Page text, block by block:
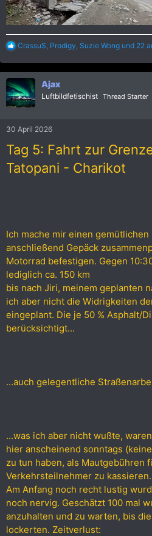
R
a
k
t
i
o
n
CrassuS Prodigy Suzie Wong und 22
Ajax
Luftbildfetischist Thread Starter
30 April 2026
Tag 5: Fahrt zur
Tatopani - Charikot
Ich mache mir einen
anschließend Gepäck
Motorrad befestigen. Gegen
lediglich ca. 150 km
bis nach Jiri, meinem geplanten
ich aber nicht die Widrigkeiten
eingeplant. Die je 50 % Asphalt/
berücksichtigt...
...auch gelegentliche
...was ich aber nicht wußte,
hier anscheinend sonntags
zu tun haben, als Mautgebühren
Verkehrsteilnehmer zu kassieren.
Am Anfang noch recht lustig
noch nervig. Geschätzt 100 mal
anzuhalten und zu warten, bis
lockerten. Zeitverlust: